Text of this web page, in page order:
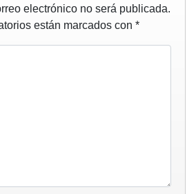
electrónico no será publicada.
están marcados con *